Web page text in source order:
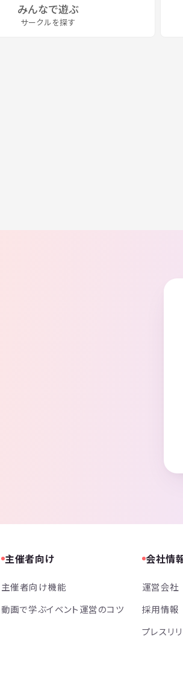
みんなで遊ぶ
サークルを探す
主催者向け
主催者向け機能
動画で学ぶイベント運営のコツ
会社情
運営会社
採用情報
プレスリ